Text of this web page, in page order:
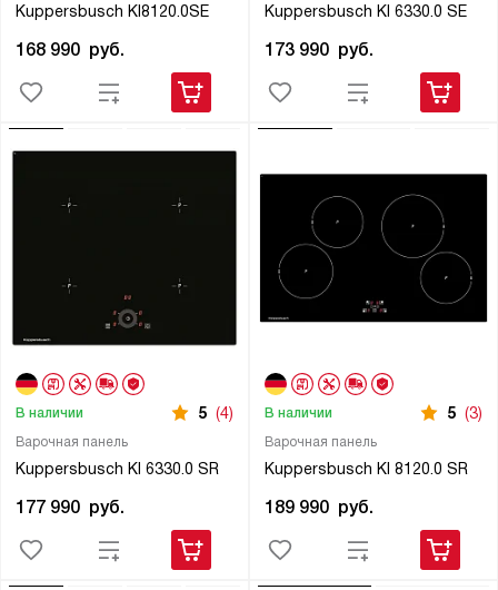
Kuppersbusch KI8120.0SE
168 990 руб.
Kuppersbusch KI 6330.0 SE
173 990 руб.
Варочная панель
Kuppersbusch KI 6330.0 SR
В наличии 5 (4)
177 990 руб.
Варочная панель
Kuppersbusch KI 8120.0 SR
В наличии 5 (3)
189 990 руб.